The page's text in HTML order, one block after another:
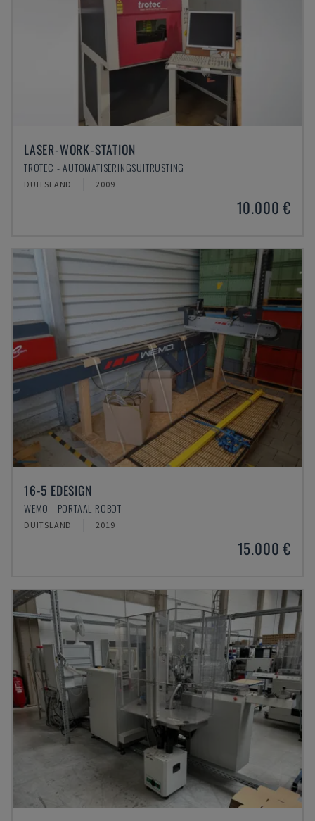
LASER-WORK-STATION
TROTEC - AUTOMATISERINGSUITRUSTING
DUITSLAND 2009
10.000 €
16-5 EDESIGN
WEMO - PORTAAL ROBOT
DUITSLAND 2019
15.000 €